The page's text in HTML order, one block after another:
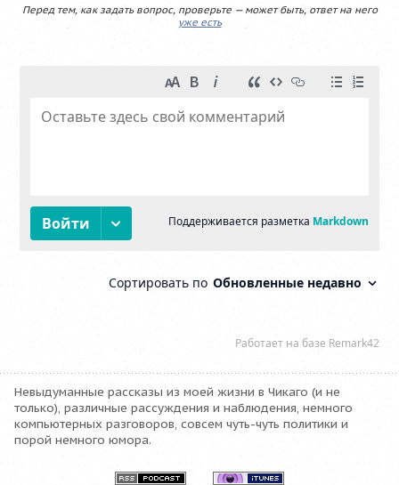
Перед тем, как задать вопрос, проверьте — может быть, ответ на него
уже есть
Невыдуманные рассказы из моей жизни в Чикаго (и не
только), различные рассуждения и наблюдения, немного
компьютерных разговоров, совсем чуть-чуть политики и
порой немного юмора.